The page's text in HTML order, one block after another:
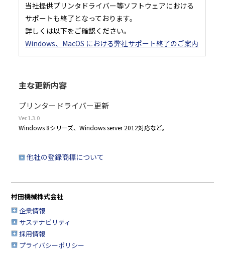
当社提供プリンタドライバー等ソフトウェアにおける
サポートも終了となっております。
詳しくは以下をご確認ください。
Windows、MacOS における弊社サポート終了のご案内
主な更新内容
プリンタードライバー更新
Ver.1.3.0
Windows 8シリーズ、Windows server 2012対応など。
他社の登録商標について
村田機械株式会社
企業情報
サステナビリティ
採用情報
プライバシーポリシー